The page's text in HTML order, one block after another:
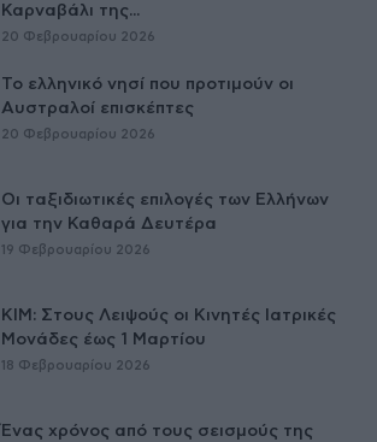
Καρναβάλι της...
20 Φεβρουαρίου 2026
Το ελληνικό νησί που προτιμούν οι
Αυστραλοί επισκέπτες
20 Φεβρουαρίου 2026
Οι ταξιδιωτικές επιλογές των Ελλήνων
για την Καθαρά Δευτέρα
19 Φεβρουαρίου 2026
ΚΙΜ: Στους Λειψούς οι Κινητές Ιατρικές
Μονάδες έως 1 Μαρτίου
18 Φεβρουαρίου 2026
Ένας χρόνος από τους σεισμούς της